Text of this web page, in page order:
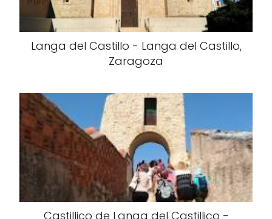
Langa del Castillo - Langa del Castillo,
Zaragoza
Castillico de Langa del Castillico -